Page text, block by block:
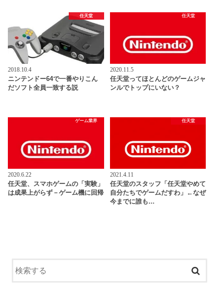
任天堂
2018.10.4
ニンテンドー64で一番やりこん
だソフト全員一致する説
任天堂
2020.11.5
任天堂ってほとんどのゲームジャ
ンルでトップにいない？
ゲーム業界
2020.6.22
任天堂、スマホゲームの「実験」
は成果上がらず－ゲーム機に回帰
任天堂
2021.4.11
任天堂のスタッフ「任天堂やめて
自分たちでゲームだすわ」←なぜ
今までに誰も…